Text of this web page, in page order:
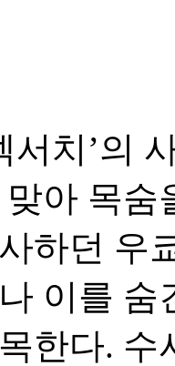
서치’의
아 목
하던 우
이를 숨
한다. 수